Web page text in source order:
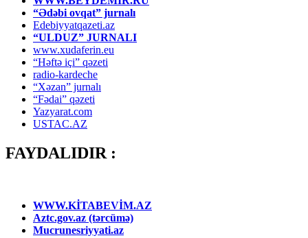
“Ədəbi ovqat” jurnalı
Edebiyyatqazeti.az
“ULDUZ” JURNALI
www.xudaferin.eu
“Həftə içi” qəzeti
radio-kardeche
“Xəzan” jurnalı
“Fədai” qəzeti
Yazyarat.com
USTAC.AZ
FAYDALIDIR :
WWW.KİTABEVİM.AZ
Aztc.gov.az (tərcümə)
Mucrunesriyyati.az